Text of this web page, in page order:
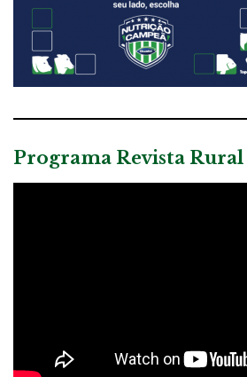
Programa Revista Rural